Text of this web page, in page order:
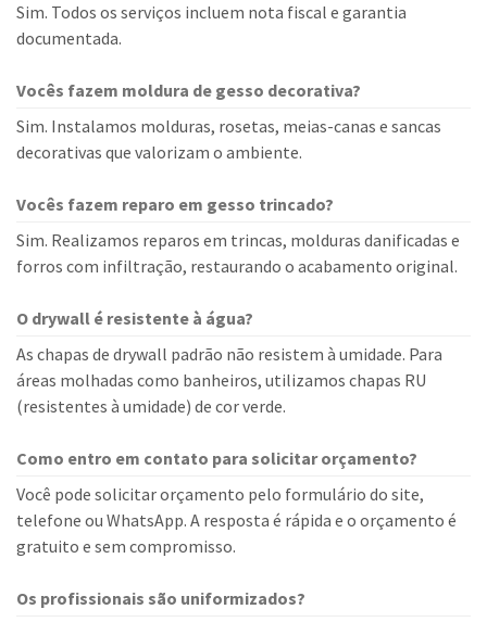
Sim. Todos os serviços incluem nota fiscal e garantia
documentada.
Vocês fazem moldura de gesso decorativa?
Sim. Instalamos molduras, rosetas, meias-canas e sancas
decorativas que valorizam o ambiente.
Vocês fazem reparo em gesso trincado?
Sim. Realizamos reparos em trincas, molduras danificadas e
forros com infiltração, restaurando o acabamento original.
O drywall é resistente à água?
As chapas de drywall padrão não resistem à umidade. Para
áreas molhadas como banheiros, utilizamos chapas RU
(resistentes à umidade) de cor verde.
Como entro em contato para solicitar orçamento?
Você pode solicitar orçamento pelo formulário do site,
telefone ou WhatsApp. A resposta é rápida e o orçamento é
gratuito e sem compromisso.
Os profissionais são uniformizados?